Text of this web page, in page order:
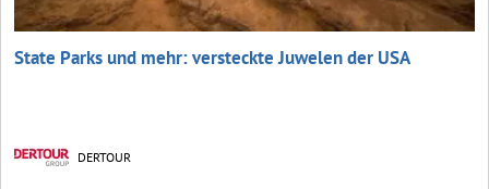
State Parks und mehr: versteckte Juwelen der USA
DERTOUR